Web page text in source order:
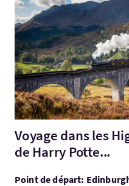
Visitez:Voyage dans les
Voyage dans les
de Harry Potte...
Point de départ: